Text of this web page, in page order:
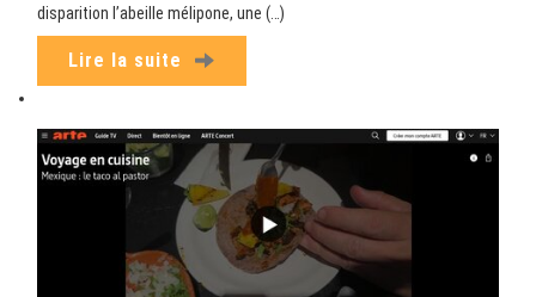
disparition l’abeille mélipone, une (…)
Lire la suite